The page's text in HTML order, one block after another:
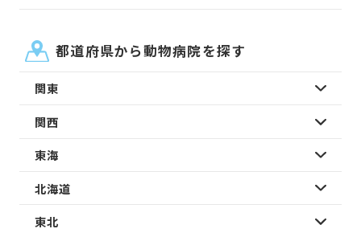
都道府県から動物病院を探す
関東
関西
東海
北海道
東北